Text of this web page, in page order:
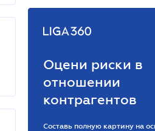
Оцени риски в
отношении
контрагентов
Составь полную картину на